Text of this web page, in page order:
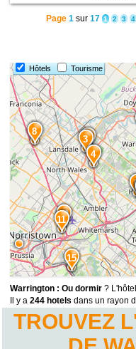
Page 1sur 17 1 2 3 4
Hôtels Tourisme
15
11
10
8
4
32
Warrington : Ou dormir ?
Il y a244 hotels dans un rayon
TROUVEZ